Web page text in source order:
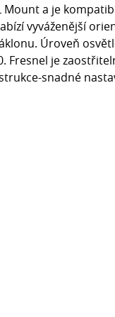
Mount a je
vyváženější
Úroveň
Fresnel je
snadné